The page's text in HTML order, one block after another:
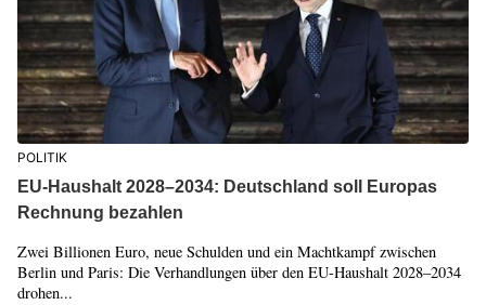
POLITIK
EU-Haushalt 2028–2034: Deutschland soll Europas
Rechnung bezahlen
Zwei Billionen Euro, neue Schulden und ein Machtkampf zwischen
Berlin und Paris: Die Verhandlungen über den EU-Haushalt 2028–2034
drohen...